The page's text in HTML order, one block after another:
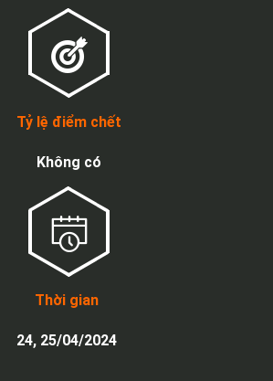
Tỷ lệ điểm chết
Không có
Thời gian
24, 25/04/2024